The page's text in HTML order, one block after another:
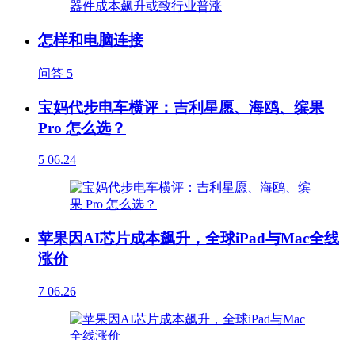
怎样和电脑连接
问答 5
宝妈代步电车横评：吉利星愿、海鸥、缤果
Pro 怎么选？
5 06.24
苹果因AI芯片成本飙升，全球iPad与Mac全线
涨价
7 06.26